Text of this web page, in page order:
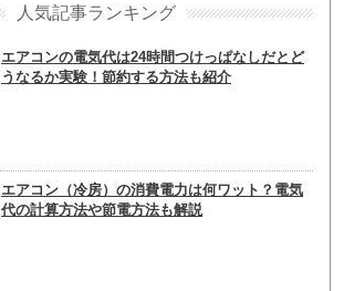
人気記事ランキング
エアコンの電気代は24時間つけっぱなしだとど
うなるか実験！節約する方法も紹介
エアコン（冷房）の消費電力は何ワット？電気
代の計算方法や節電方法も解説